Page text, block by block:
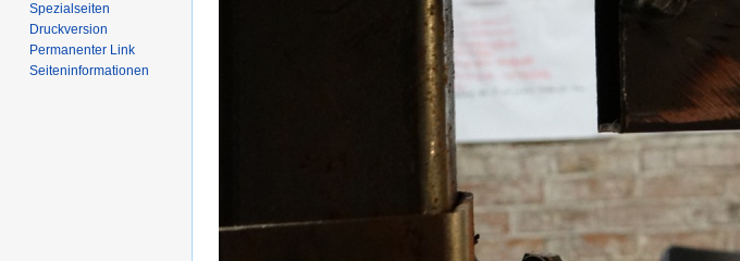
Spezialseiten
Druckversion
Permanenter Link
Seiten­informationen